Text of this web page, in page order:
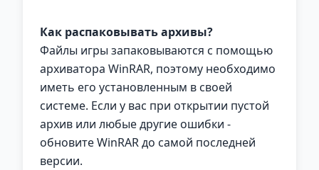
Как распаковывать архивы?
Файлы игры запаковываются с помощью
архиватора WinRAR, поэтому необходимо
иметь его установленным в своей
системе. Если у вас при открытии пустой
архив или любые другие ошибки -
обновите WinRAR до самой последней
версии.